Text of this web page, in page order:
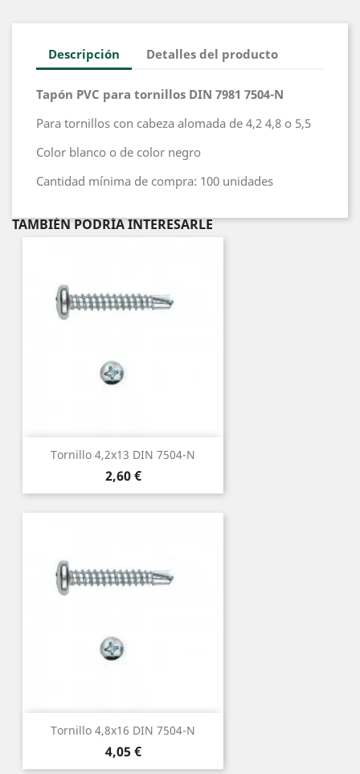
Descripción Detalles del producto
Tapón PVC para tornillos DIN 7981 7504-N
Para tornillos con cabeza alomada de 4,2 4,8 o 5,5
Color blanco o de color negro
Cantidad mínima de compra: 100 unidades
TAMBIÉN PODRÍA INTERESARLE
Tornillo 4,2x13 DIN 7504-N
Precio
2,60 €
Tornillo 4,8x16 DIN 7504-N
Precio
4,05 €